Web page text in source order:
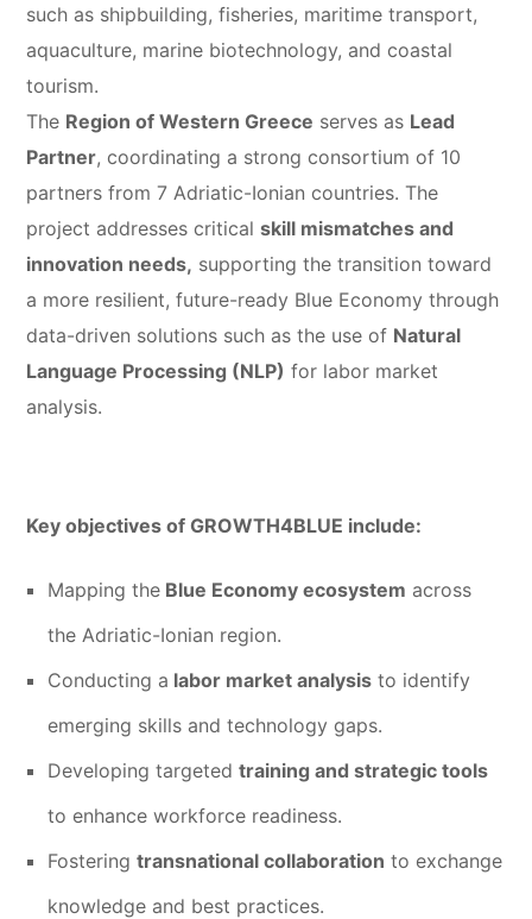
such as shipbuilding, fisheries, maritime transport,
aquaculture, marine biotechnology, and coastal
tourism.
The Region of Western Greece serves as Lead
Partner, coordinating a strong consortium of 10
partners from 7 Adriatic-Ionian countries. The
project addresses criticalskill mismatches and
innovation needs, supporting the transition toward
a more resilient, future-ready Blue Economy through
data-driven solutions such as the use of Natural
Language Processing (NLP) for labor market
analysis.
Key objectives of GROWTH4BLUE include:
Mapping the Blue Economy ecosystem across
the Adriatic-Ionian region.
Conducting a labor market analysis to identify
emerging skills and technology gaps.
Developing targeted training and strategic tools
to enhance workforce readiness.
Fostering transnational collaboration to exchange
knowledge and best practices.